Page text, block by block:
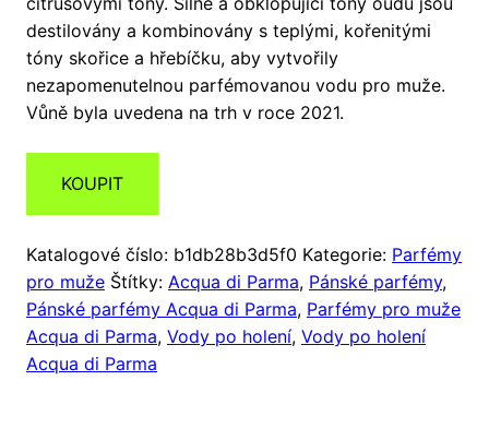
destilovány a kombinovány s teplými, kořenitými
tóny skořice a hřebíčku, aby vytvořily
nezapomenutelnou parfémovanou vodu pro muže.
Vůně byla uvedena na trh v roce 2021.
KOUPIT
Katalogové číslo: b1db28b3d5f0 Kategorie: Parfémy
pro muže Štítky: Acqua di Parma, Pánské parfémy,
Pánské parfémy Acqua di Parma, Parfémy pro muže
Acqua di Parma, Vody po holení, Vody po holení
Acqua di Parma